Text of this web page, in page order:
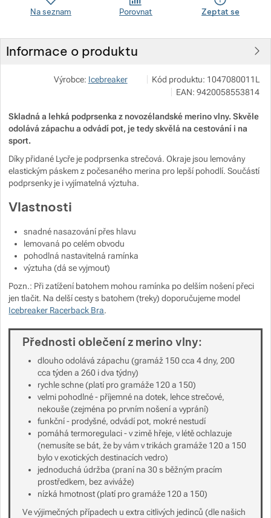
Na seznam Porovnat Zeptat se
Informace o produktu
Výrobce: Icebreaker Zobrazit více
VF Czech s.r.o.
Ke Zdibsku 193 250 66 Zdiby
Kód produktu: 1047080011L
EAN: 9420058553814
Skladná a lehká podprsenka z novozélandské merino vlny. Skvěle
odolává zápachu a odvádí pot, je tedy skvělá na cestování i na
sport.
Díky přidané Lycře je podprsenka strečová. Okraje jsou lemovány
elastickým páskem z počesaného merina pro lepší pohodlí. Součástí
podprsenky je i vyjímatelná výztuha.
Vlastnosti
snadné nasazování přes hlavu
lemovaná po celém obvodu
pohodlná nastavitelná ramínka
výztuha (dá se vyjmout)
Pozn.: Při zatížení batohem mohou ramínka po delším nošení přeci
jen tlačit. Na delší cesty s batohem (treky) doporučujeme model
Icebreaker Racerback Bra.
Přednosti oblečení z merino vlny:
dlouho odolává zápachu (gramáž 150 cca 4 dny, 200
cca týden a 260 i dva týdny)
rychle schne (platí pro gramáže 120 a 150)
velmi pohodlné - příjemné na dotek, lehce strečové,
nekouše (zejména po prvním nošení a vyprání)
funkční - prodyšné, odvádí pot, mokré nestudí
pomáhá termoregulaci - v zimě hřeje, v létě ochlazuje
(nemusíte se bát, že by vám v trikách gramáže 120 a 150
bylo v exotických destinacích vedro)
jednoduchá údržba (praní na 30 s běžným pracím
prostředkem, bez aviváže)
nízká hmotnost (platí pro gramáže 120 a 150)
Ve výjimečných případech u extra citlivých jedinců (dle našich
Zobrazit více
Zobrazit více
Zobrazit více
Zobrazit více
Zobrazit více
Zobrazit více
Zobrazit více
Zobrazit více
Zobrazit více
Zobrazit více
Zobrazit více
Zobrazit více
Zobrazit více
Zobrazit více